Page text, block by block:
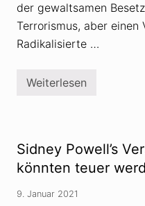
A
h
ä
n
r
der gewaltsamen
Terrorismus, aber
Radikalisierte …
R
l
i
s
e
Weiterlesen
Sidney Powell’s
könnten teuer
9. Januar 2021